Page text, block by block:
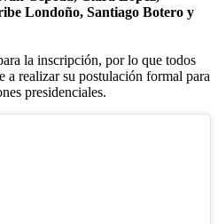
Londoño, Santiago Botero y
la inscripción, por lo que todos
a realizar su postulación formal para
presidenciales.